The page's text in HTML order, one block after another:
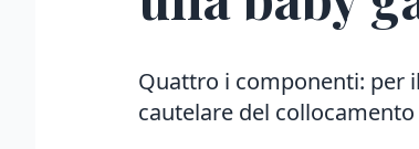
Quattro i componenti: per
cautelare del